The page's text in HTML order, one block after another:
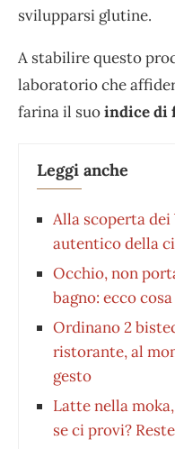
svilupparsi glutine.
A stabilire questo
laboratorio che
farina il suoindice di
Leggi anche
Alla scoperta
autentico della
Occhio, non
bagno: ecco
Ordinano 2
ristorante, al
gesto
Latte nella
se ci provi?